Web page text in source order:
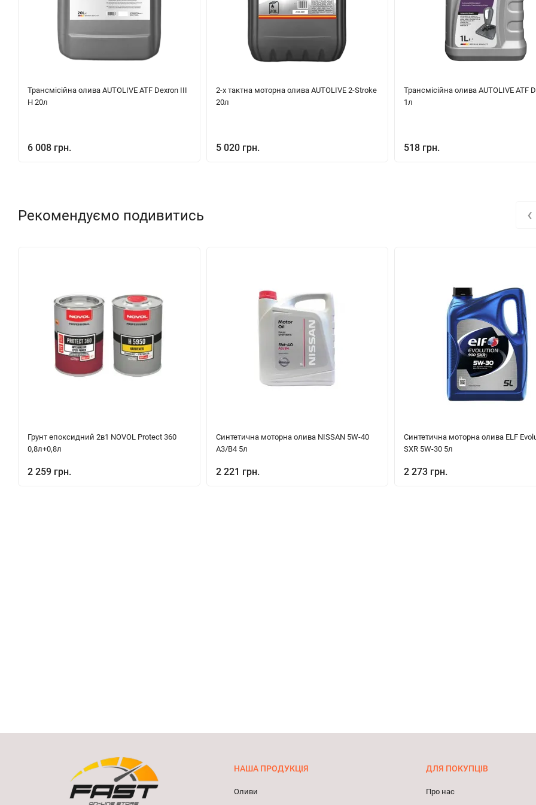
Трансмісійна олива AUTOLIVE ATF Dexron III
H 20л
6 008 грн.
2-х тактна моторна олива AUTOLIVE 2-Stroke
20л
5 020 грн.
Трансмісійна олива AUTOLIVE ATF
1л
518 грн.
Рекомендуємо подивитись
Грунт епоксидний 2в1 NOVOL Protect 360
0,8л+0,8л
2 259 грн.
Синтетична моторна олива NISSAN 5W-40
A3/B4 5л
2 221 грн.
Синтетична моторна олива ELF
SXR 5W-30 5л
2 273 грн.
‹
НАША ПРОДУКЦІЯ
Оливи
ДЛЯ ПОКУПЦІВ
Про нас